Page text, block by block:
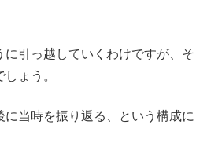
引っ越していくわけですが、そ
ょう。
当時を振り返る、という構成に